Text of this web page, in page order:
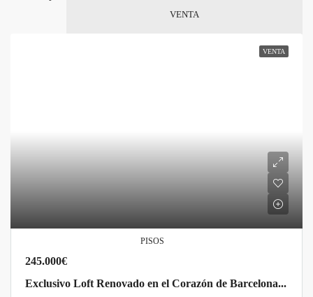
VENTA
VENTA
PISOS
245.000€
Exclusivo Loft Renovado en el Corazón de Barcelona por €243,000